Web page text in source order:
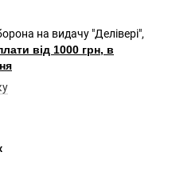
на видачу "Делівері",
від 1000 грн, в